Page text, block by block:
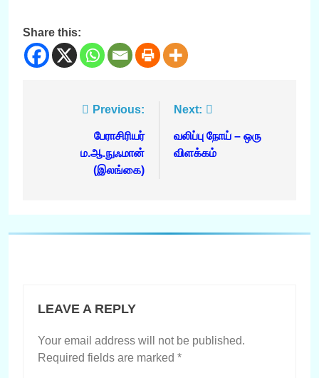
Share this:
navigation
Previous:
பேராசிரியர்
ம.ஆ.நுஃமான்
(இலங்கை)
Next:
வலிப்பு நோய் – ஒரு
விளக்கம்
LEAVE A REPLY
Your email address will not be published.
Required fields are marked *